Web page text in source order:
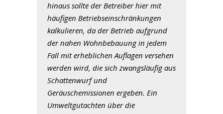
hinaus sollte der Betreiber hier mit
häufigen Betriebseinschränkungen
kalkulieren, da der Betrieb aufgrund
der nahen Wohnbebauung in jedem
Fall mit erheblichen Auflagen versehen
werden wird, die sich zwangsläufig aus
Schattenwurf und
Geräuschemissionen ergeben. Ein
Umweltgutachten über die